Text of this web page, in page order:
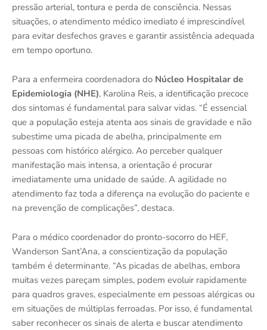
pressão arterial, tontura e perda de consciência. Nessas
situações, o atendimento médico imediato é imprescindível
para evitar desfechos graves e garantir assistência adequada
em tempo oportuno.
Para a enfermeira coordenadora do Núcleo Hospitalar de
Epidemiologia (NHE), Karolina Reis, a identificação precoce
dos sintomas é fundamental para salvar vidas. “É essencial
que a população esteja atenta aos sinais de gravidade e não
subestime uma picada de abelha, principalmente em
pessoas com histórico alérgico. Ao perceber qualquer
manifestação mais intensa, a orientação é procurar
imediatamente uma unidade de saúde. A agilidade no
atendimento faz toda a diferença na evolução do paciente e
na prevenção de complicações”, destaca.
Para o médico coordenador do pronto-socorro do HEF,
Wanderson Sant’Ana, a conscientização da população
também é determinante. “As picadas de abelhas, embora
muitas vezes pareçam simples, podem evoluir rapidamente
para quadros graves, especialmente em pessoas alérgicas ou
em situações de múltiplas ferroadas. Por isso, é fundamental
saber reconhecer os sinais de alerta e buscar atendimento